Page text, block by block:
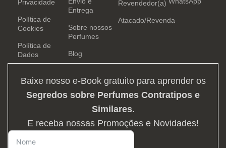
Privacidade
Política de
Cookies
Política de
Dados
Entrega
Sobre nossos
Perfumes
Blog
Revendedor(a)
Atacado/Revenda
Baixe nosso e-Book gratuito para aprender os
Segredos sobre Perfumes Contratipos e
Similares.
E receba nossas Promoções e Novidades!